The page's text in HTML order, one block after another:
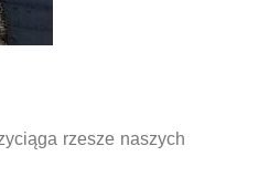
rzesze naszych